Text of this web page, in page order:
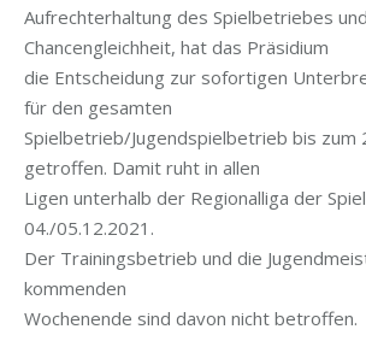
Aufrechterhaltung des Spielbetriebes und
Chancengleichheit, hat das Präsidium
die Entscheidung zur sofortigen
für den gesamten
Spielbetrieb/Jugendspielbetrieb bis zum
getroffen. Damit ruht in allen
Ligen unterhalb der Regionalliga der
04./05.12.2021.
Der Trainingsbetrieb und die
kommenden
Wochenende sind davon nicht betroffen.